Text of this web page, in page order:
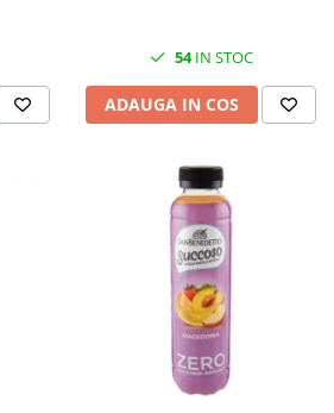
54IN STOC
ADAUGA IN COS